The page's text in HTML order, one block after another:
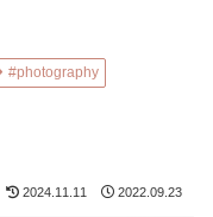
#photography
2024.11.11 2022.09.23